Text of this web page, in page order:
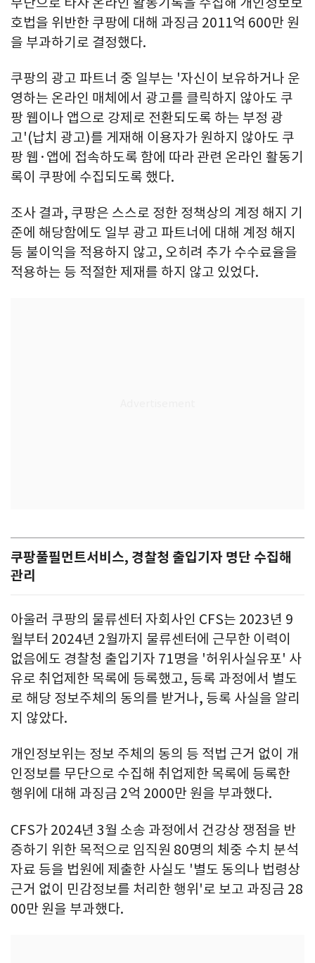
호법을 위반한 쿠팡에 대해 과징금 2011억 600만 원
을 부과하기로 결정했다.
쿠팡의 광고 파트너 중 일부는 '자신이 보유하거나 운
영하는 온라인 매체에서 광고를 클릭하지 않아도 쿠
팡 웹이나 앱으로 강제로 전환되도록 하는 부정 광
고'(납치 광고)를 게재해 이용자가 원하지 않아도 쿠
팡 웹·앱에 접속하도록 함에 따라 관련 온라인 활동기
록이 쿠팡에 수집되도록 했다.
조사 결과, 쿠팡은 스스로 정한 정책상의 계정 해지 기
준에 해당함에도 일부 광고 파트너에 대해 계정 해지
등 불이익을 적용하지 않고, 오히려 추가 수수료율을
적용하는 등 적절한 제재를 하지 않고 있었다.
쿠팡풀필먼트서비스, 경찰청 출입기자 명단 수집해
관리
아울러 쿠팡의 물류센터 자회사인 CFS는 2023년 9
월부터 2024년 2월까지 물류센터에 근무한 이력이
없음에도 경찰청 출입기자 71명을 '허위사실유포' 사
유로 취업제한 목록에 등록했고, 등록 과정에서 별도
로 해당 정보주체의 동의를 받거나, 등록 사실을 알리
지 않았다.
개인정보위는 정보 주체의 동의 등 적법 근거 없이 개
인정보를 무단으로 수집해 취업제한 목록에 등록한
행위에 대해 과징금 2억 2000만 원을 부과했다.
CFS가 2024년 3월 소송 과정에서 건강상 쟁점을 반
증하기 위한 목적으로 임직원 80명의 체중 수치 분석
자료 등을 법원에 제출한 사실도 '별도 동의나 법령상
근거 없이 민감정보를 처리한 행위'로 보고 과징금 28
00만 원을 부과했다.